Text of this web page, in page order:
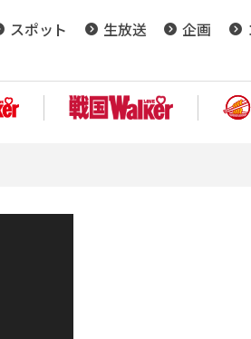
スポット 生放送 企画